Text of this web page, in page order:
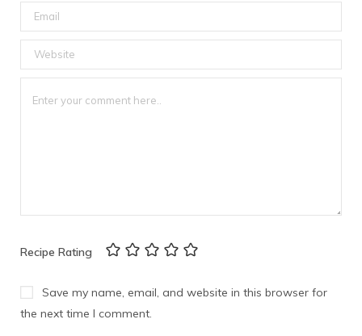
Recipe Rating
Save my name, email, and website in this browser for
the next time I comment.